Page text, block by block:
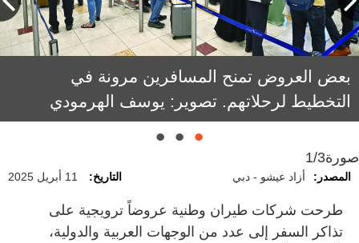
بعض العروض تمنح المسافرين مرونة في
التخطيط لرحلاتهم. تصوير: يوسف الهرمودي
أمين العوضي: العروض تندرج ضمن استراتيجية
تحفيزية تهدف إلى تعزيز حركة السفر.
هيثم الحاج علي: يجب التحقق من شروط
العروض، بما فيها رسوم التغيير أو الإلغاء.
صورة1/3
المصدر: أزاد عيشو - دبي التاريخ: 11 أبريل 2025
طرحت شركات طيران وطنية عروضاً ترويجية على
تذاكر السفر إلى عدد من الوجهات العربية والدولية،